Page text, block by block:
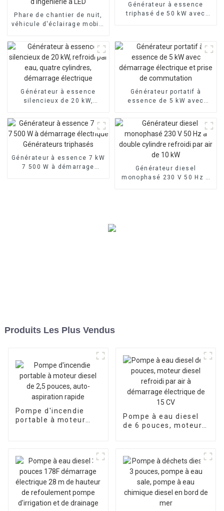
Phare de chantier de nuit,
véhicule d'éclairage mobile
d'ingénierie à LED
Générateur à essence
triphasé de 50 kW avec
Générateur à essence
silencieux de 20 kW,
cylindres, démarrage
électrique
Générateur portatif à
essence de 5 kW avec
prise de commutation
Générateur à essence 7 kW
7 500 W à démarrage
Générateur diesel
monophasé 230 V 50 Hz à
Produits Les Plus Vendus
Pompe d'incendie
portable à moteur
Pompe à eau diesel
de 6 pouces, moteur